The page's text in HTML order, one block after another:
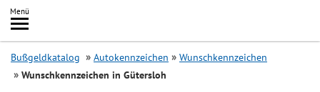
Inhalt
springen
Menü
Search
Bußgeldkatalog Autokennzeichen
Wunschkennzeichen
Wunschkennzeichen in Gütersloh